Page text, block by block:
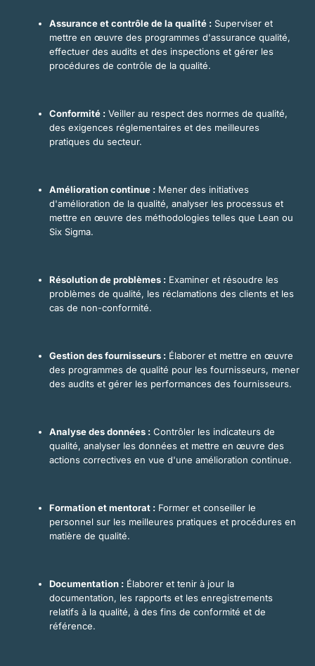
Assurance et contrôle de la qualité : Superviser et
mettre en œuvre des programmes d'assurance qualité,
effectuer des audits et des inspections et gérer les
procédures de contrôle de la qualité.
Conformité : Veiller au respect des normes de qualité,
des exigences réglementaires et des meilleures
pratiques du secteur.
Amélioration continue : Mener des initiatives
d'amélioration de la qualité, analyser les processus et
mettre en œuvre des méthodologies telles que Lean ou
Six Sigma.
Résolution de problèmes : Examiner et résoudre les
problèmes de qualité, les réclamations des clients et les
cas de non-conformité.
Gestion des fournisseurs : Élaborer et mettre en œuvre
des programmes de qualité pour les fournisseurs, mener
des audits et gérer les performances des fournisseurs.
Analyse des données : Contrôler les indicateurs de
qualité, analyser les données et mettre en œuvre des
actions correctives en vue d'une amélioration continue.
Formation et mentorat : Former et conseiller le
personnel sur les meilleures pratiques et procédures en
matière de qualité.
Documentation : Élaborer et tenir à jour la
documentation, les rapports et les enregistrements
relatifs à la qualité, à des fins de conformité et de
référence.